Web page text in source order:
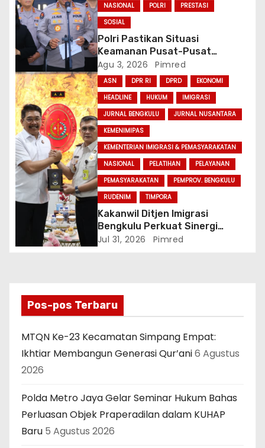
NASIONAL
POLRI
PRESTASI
SOSIAL
Polri Pastikan Situasi
Keamanan Pusat-Pusat
Ekonomi Nasional Tetap
Kondusif
Agu 3, 2026 Pimred
ASN DPR RI DPRD
EKONOMI
HEADLINE
HUKUM
IMIGRASI
JURNAL BENGKULU
JURNAL NUSANTARA
KEMENIMIPAS
KEMENTERIAN IMIGRASI & PEMASYARAKATAN
NASIONAL
PELATIHAN
PELAYANAN
PEMASYARAKATAN
PEMPROV. BENGKULU
RUDENIM
TIMPORA
Kakanwil Ditjen Imigrasi
Bengkulu Perkuat Sinergi
Penegakan Hukum Melalui
Jul 31, 2026 Pimred
Pos-pos Terbaru
MTQN Ke-23 Kecamatan Simpang Empat:
Ikhtiar Membangun Generasi Qur’ani6 Agustus
2026
Polda Metro Jaya Gelar Seminar Hukum Bahas
Perluasan Objek Praperadilan dalam KUHAP
Baru 5 Agustus 2026